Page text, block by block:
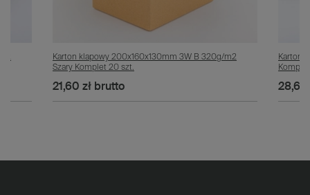
Karton klapowy 200x160x130mm 3W B 320g/m2
Szary Komplet 20 szt.
21,60 złbrutto
Karton
28,60